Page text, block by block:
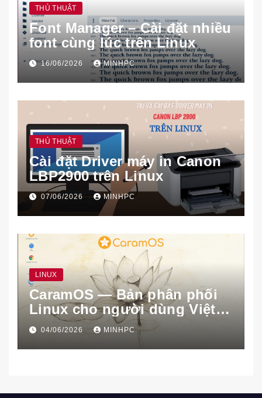
THỦ THUẬT
Font Manager – Cài đặt nhiều
font cùng lúc trên Linux
16/06/2026 MINHPC
THỦ THUẬT
Cài đặt Driver máy in Canon
LBP2900 trên Linux
07/06/2026 MINHPC
LINUX
CaramOS — Bản phân phối
Linux cho người dùng Việt
Nam
04/06/2026 MINHPC